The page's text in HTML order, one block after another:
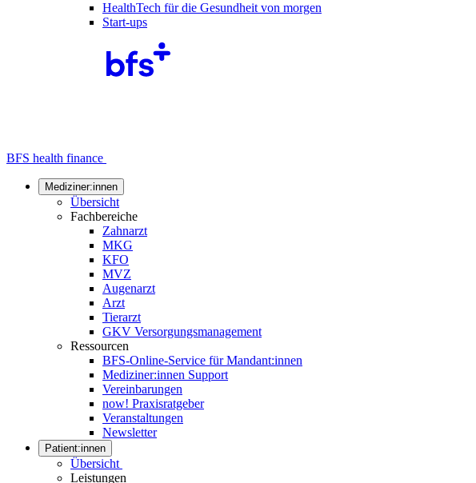
HealthTech für die Gesundheit von morgen
Start-ups
BFS health finance
Mediziner:innen
Übersicht
Fachbereiche
Zahnarzt
MKG
KFO
MVZ
Augenarzt
Arzt
Tierarzt
GKV Versorgungsmanagement
Ressourcen
BFS-Online-Service für Mandant:innen
Mediziner:innen Support
Vereinbarungen
now! Praxisratgeber
Veranstaltungen
Newsletter
Patient:innen
Übersicht
Leistungen